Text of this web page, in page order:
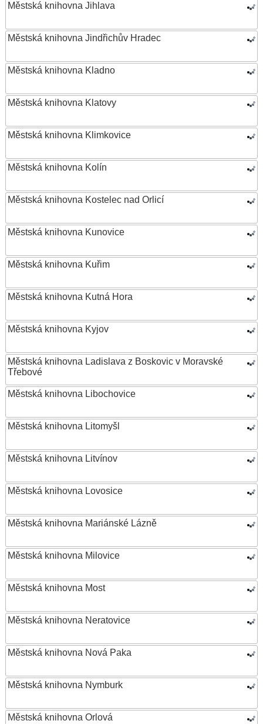
Městská knihovna Jihlava
Městská knihovna Jindřichův Hradec
Městská knihovna Kladno
Městská knihovna Klatovy
Městská knihovna Klimkovice
Městská knihovna Kolín
Městská knihovna Kostelec nad Orlicí
Městská knihovna Kunovice
Městská knihovna Kuřim
Městská knihovna Kutná Hora
Městská knihovna Kyjov
Městská knihovna Ladislava z Boskovic v Moravské
Třebové
Městská knihovna Libochovice
Městská knihovna Litomyšl
Městská knihovna Litvínov
Městská knihovna Lovosice
Městská knihovna Mariánské Lázně
Městská knihovna Milovice
Městská knihovna Most
Městská knihovna Neratovice
Městská knihovna Nová Paka
Městská knihovna Nymburk
Městská knihovna Orlová